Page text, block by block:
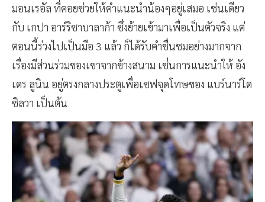
มอนเรอัล ที่คอยช่วยให้คำแนะนำน้องๆอยู่เสมอ เช่นเดียว
กับ เกปา อาร์ริซาบาลาก้า ซึ่งย้ายเข้ามาเพื่อเป็นตัวจริง แต่
ตอนนี้ร่วงไปเป็นมือ 3 แล้ว ก็ได้รับคำชื่นชมอย่างมากจาก
เรื่องมีส่วนร่วมของเขาจากข้างสนาม เช่่นการแนะนำให้ อัง
เดร ลูนิน อยู่ตรงกลางประตูเพื่อเซฟจุดโทษของ แบร์นาร์โด
ซิลวา เป็นต้น